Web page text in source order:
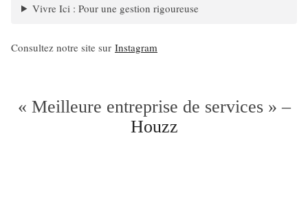
Vivre Ici : Pour une gestion rigoureuse
Consultez notre site sur Instagram
« Meilleure entreprise de services » –
Houzz